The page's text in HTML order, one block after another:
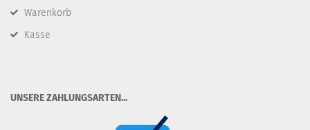
Warenkorb
Kasse
​UNSERE ZAHLUNGSARTEN...